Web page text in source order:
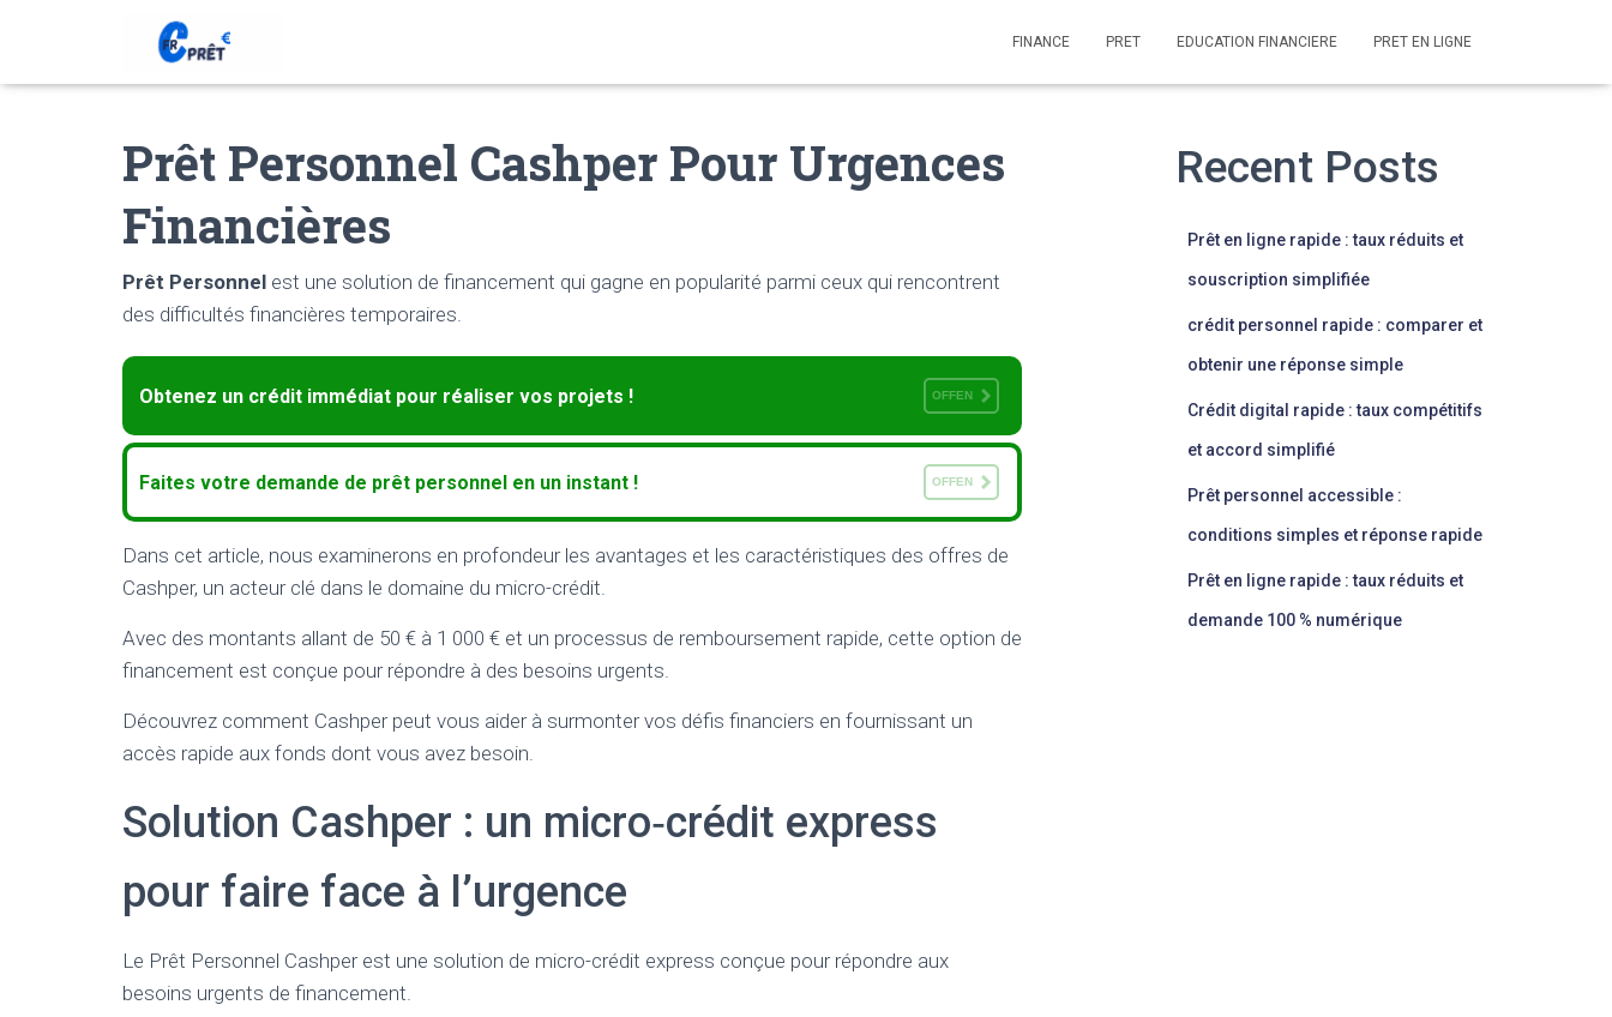
FINANCE PRET EDUCATION FINANCIERE PRET EN LIGNE
Prêt Personnel Cashper Pour Urgences
Financières
Prêt Personnel est une solution de financement qui gagne en popularité parmi ceux qui rencontrent
des difficultés financières temporaires.
Obtenez un crédit immédiat pour réaliser vos projets ! OFFEN
Faites votre demande de prêt personnel en un instant ! OFFEN
Dans cet article, nous examinerons en profondeur les avantages et les caractéristiques des offres de
Cashper, un acteur clé dans le domaine du micro-crédit.
Avec des montants allant de 50 € à 1 000 € et un processus de remboursement rapide, cette option de
financement est conçue pour répondre à des besoins urgents.
Découvrez comment Cashper peut vous aider à surmonter vos défis financiers en fournissant un
accès rapide aux fonds dont vous avez besoin.
Solution Cashper : un micro‑crédit express
pour faire face à l’urgence
Le Prêt Personnel Cashper est une solution de micro-crédit express conçue pour répondre aux
besoins urgents de financement.
Recent Posts
Prêt en ligne rapide : taux réduits et
souscription simplifiée
crédit personnel rapide : comparer et
obtenir une réponse simple
Crédit digital rapide : taux compétitifs
et accord simplifié
Prêt personnel accessible :
conditions simples et réponse rapide
Prêt en ligne rapide : taux réduits et
demande 100 % numérique